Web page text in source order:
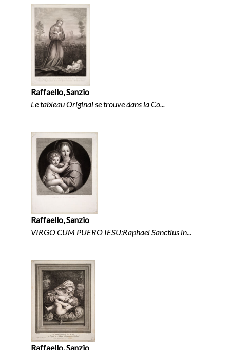
Raffaello, Sanzio
Le tableau Original se trouve dans la Co...
Raffaello, Sanzio
VIRGO CUM PUERO IESU;Raphael Sanctius in...
Raffaello, Sanzio